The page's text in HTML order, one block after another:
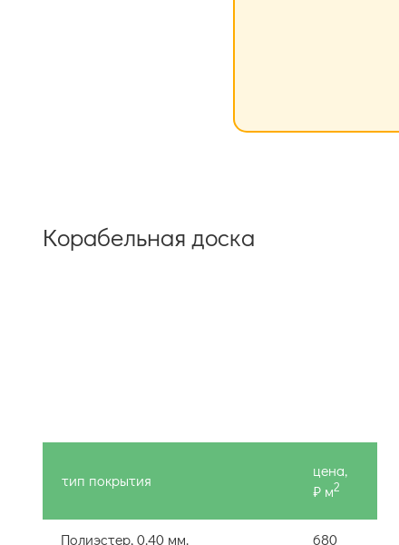
Корабельная доска
тип покрытия
цена,
₽ м2
Полиэстер, 0.40 мм. 680